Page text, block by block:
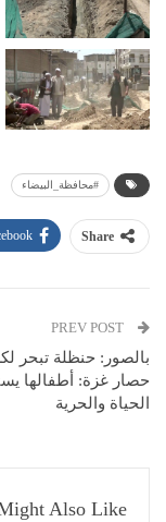
#محافظة_البيضاء
Share
بالصور: حنظلة تبحر
حصار غزة: أطفالها
الحياة والحرية
Also Like